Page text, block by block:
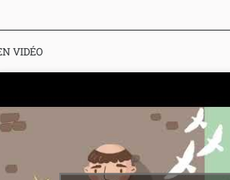
VIDÉO